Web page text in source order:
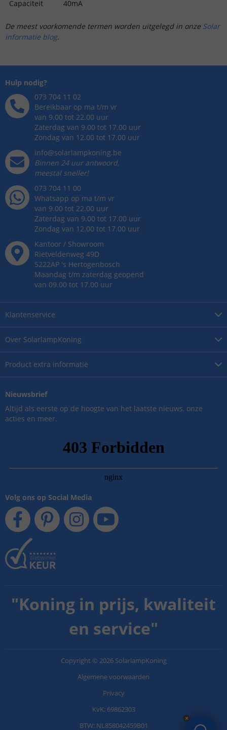
Capaciteit
40mA
De meest voorkomende termen worden uitgelegd in onze Solar
informatie blog.
Over SolarlampKoning
Product extra informatie
Klantenservice
Hulp nodig?
073 704 11 02
Bereikbaar op ma t/m vr
van 9.00 tot 22.00 uur
Zaterdag van 9.00 tot 17.00 uur
Zondag van 12.00 tot 17.00 uur
info@solarlampkoning.be
Binnen 24 uur antwoord,
meestal sneller!
073 704 11 00
Whatsapp op ma t/m vr
van 9.00 tot 22.00 uur
Zaterdag van 9.00 tot 17.00 uur
Zondag van 12.00 tot 17.00 uur
Kantoor / Showroom
Rietveldenweg 49D
5222AP 's Hertogenbosch
Maandag t/m zaterdag geopend
van 09.00 tot 17.00 uur
Nieuwsbrief
Altijd als eerste op de hoogte van het laatste nieuws, onze
acties en meer.
Volg ons op Social Media
"Koning in prijs, kwaliteit
en service"
Copyright © 2026 SolarlampKoning
Algemene voorwaarden
Privacy
KvK: 69862303
BTW: NL858042459B01